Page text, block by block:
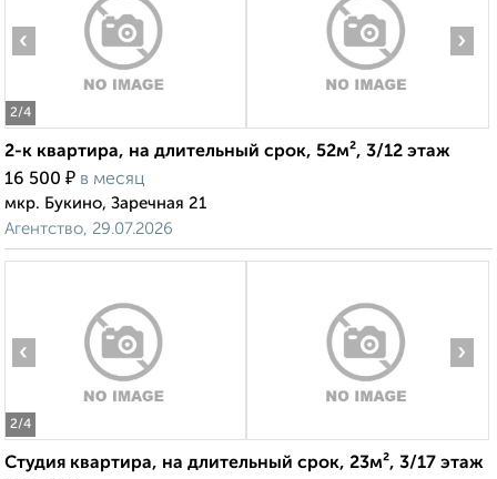
2/4
‹ ›
2-к квартира, на длительный срок, 52м², 3/12 этаж
16 500 ₽ в месяц
мкр. Букино, Заречная 21
Агентство, 29.07.2026
2/4
‹ ›
Студия квартира, на длительный срок, 23м², 3/17 этаж